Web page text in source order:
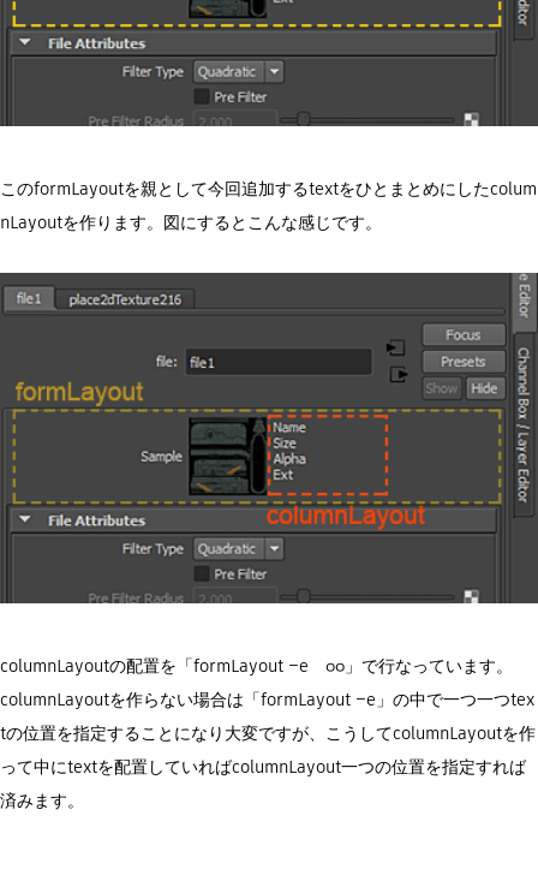
このformLayoutを親として今回追加するtextをひとまとめにしたcolum
nLayoutを作ります。図にするとこんな感じです。
columnLayoutの配置を「formLayout –e ○○」で行なっています。
columnLayoutを作らない場合は「formLayout –e」の中で一つ一つtex
tの位置を指定することになり大変ですが、こうしてcolumnLayoutを作
って中にtextを配置していればcolumnLayout一つの位置を指定すれば
済みます。